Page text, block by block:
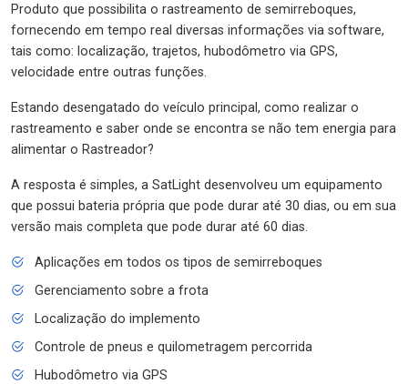
Produto que possibilita o rastreamento de semirreboques,
fornecendo em tempo real diversas informações via software,
tais como: localização, trajetos, hubodômetro via GPS,
velocidade entre outras funções.
Estando desengatado do veículo principal, como realizar o
rastreamento e saber onde se encontra se não tem energia para
alimentar o Rastreador?
A resposta é simples, a SatLight desenvolveu um equipamento
que possui bateria própria que pode durar até 30 dias, ou em sua
versão mais completa que pode durar até 60 dias.
Aplicações em todos os tipos de semirreboques
Gerenciamento sobre a frota
Localização do implemento
Controle de pneus e quilometragem percorrida
Hubodômetro via GPS